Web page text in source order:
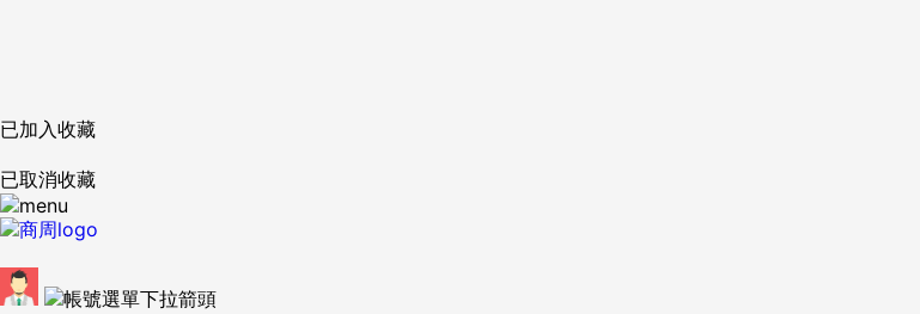
已加入收藏
已取消收藏